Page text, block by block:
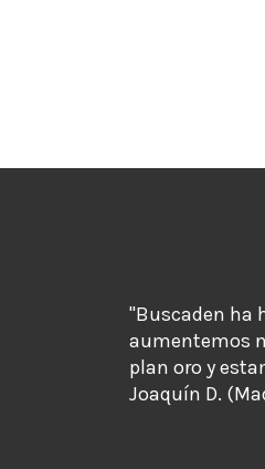
"Buscaden ha
aumentemos
plan oro y
Joaquín D.